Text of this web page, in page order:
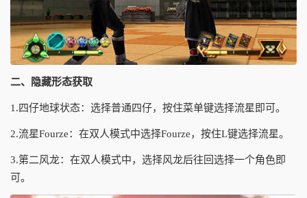
二、隐藏形态获取
1.四仔地球状态：选择普通四仔，按住菜单键选择流星即可。
2.流星Fourze：在双人模式中选择Fourze，按住L键选择流星。
3.第二风龙：在双人模式中，选择风龙后往回选择一个角色即
可。